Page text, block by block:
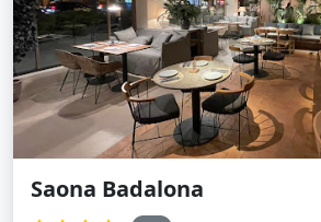
Saona Badalona